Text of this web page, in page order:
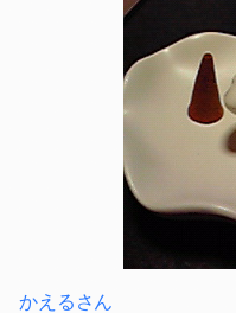
かえるさん